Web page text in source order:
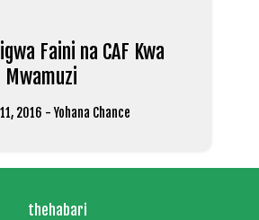
Faini na CAF Kwa
Mwamuzi
2016 -Yohana Chance
thehabari